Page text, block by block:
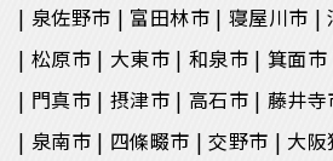
泉佐野市
富田林市 寝屋川市
松原市
大東市 和泉市 箕面市
門真市
摂津市 高石市 藤井寺
泉南市
四條畷市 交野市 大